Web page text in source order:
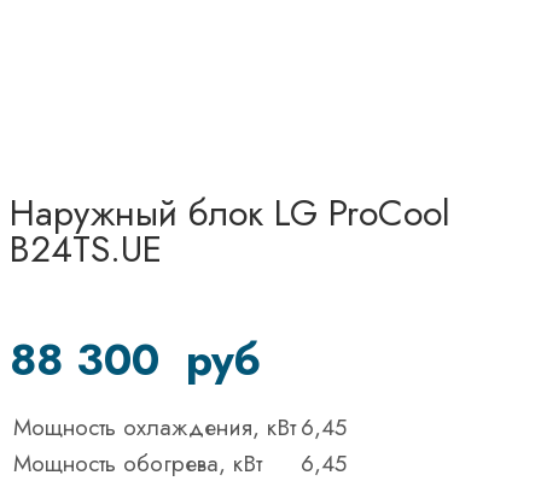
Наружный блок LG ProCool
B24TS.UE
88 300 руб
Мощность охлаждения, кВт6,45
Мощность обогрева, кВт
6,45